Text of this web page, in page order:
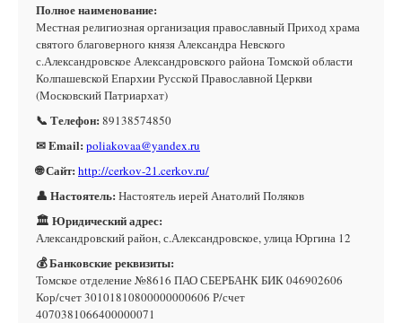
Полное наименование:
Местная религиозная организация православный Приход храма
святого благоверного князя Александра Невского
с.Александровское Александровского района Томской области
Колпашевской Епархии Русской Православной Церкви
(Московский Патриархат)
📞 Телефон: 89138574850
✉ Email: poliakovaa@yandex.ru
🌐 Сайт: http://cerkov-21.cerkov.ru/
👤 Настоятель: Настоятель иерей Анатолий Поляков
🏛 Юридический адрес:
Александровский район, с.Александровское, улица Юргина 12
💰 Банковские реквизиты:
Томское отделение №8616 ПАО СБЕРБАНК БИК 046902606
Кор/счет 30101810800000000606 Р/счет
4070381066400000071